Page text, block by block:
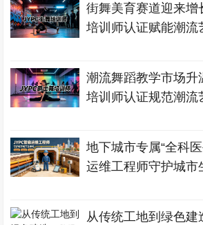
街舞美育赛道迎来增
培训师认证赋能潮流
潮流舞蹈教学市场升
培训师认证规范潮流
地下城市专属“全科
运维工程师守护城市
从传统工地到绿色建